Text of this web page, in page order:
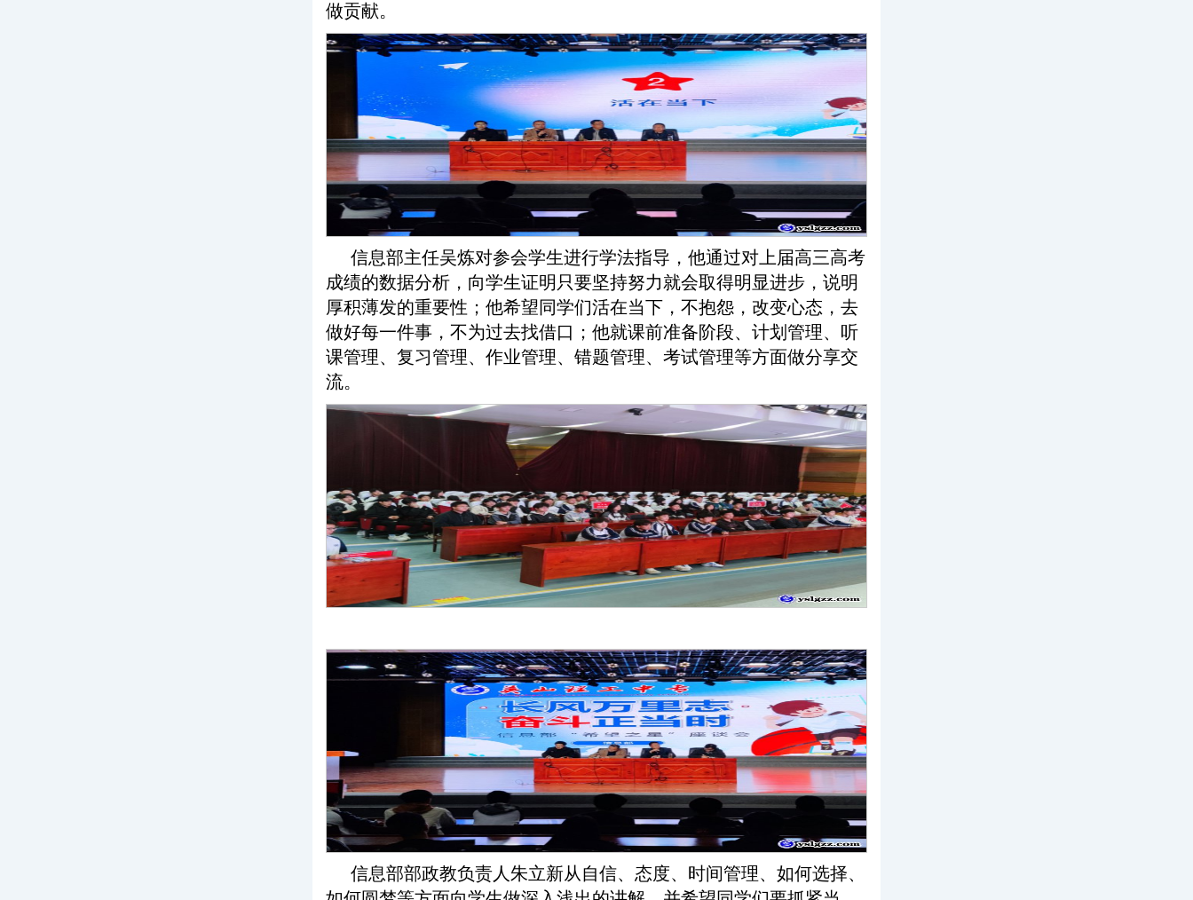
做贡献。
信息部主任吴炼对参会学生进行学法指导，他通过对上届高三高考
成绩的数据分析，向学生证明只要坚持努力就会取得明显进步，说明
厚积薄发的重要性；他希望同学们活在当下，不抱怨，改变心态，去
做好每一件事，不为过去找借口；他就课前准备阶段、计划管理、听
课管理、复习管理、作业管理、错题管理、考试管理等方面做分享交
流。
信息部部政教负责人朱立新从自信、态度、时间管理、如何选择、